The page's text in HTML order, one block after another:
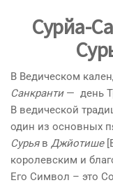
Сурйа-
В Ведическом
Санкранти— день
В ведической
один из основных
Сурьяв Джйотише
королевским и
Его Символ – это